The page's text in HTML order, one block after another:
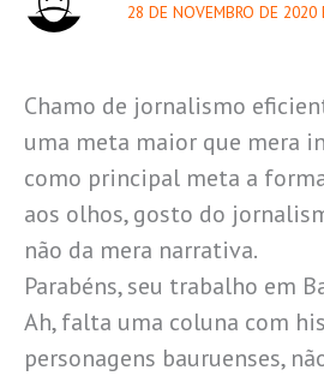
28 DE NOVEMBRO DE 2020
Chamo de jornalismo
uma meta maior que mera
como principal meta a
aos olhos, gosto do
não da mera narrativa.
Parabéns, seu trabalho em
Ah, falta uma coluna com
personagens bauruenses,